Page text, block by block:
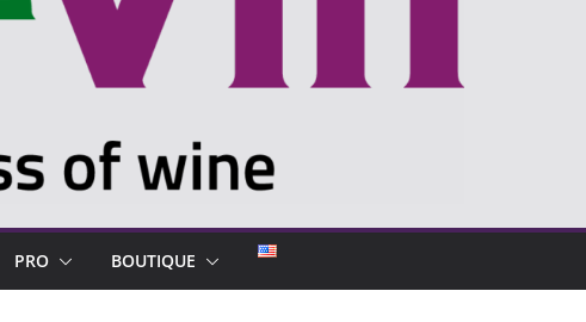
PRO BOUTIQUE